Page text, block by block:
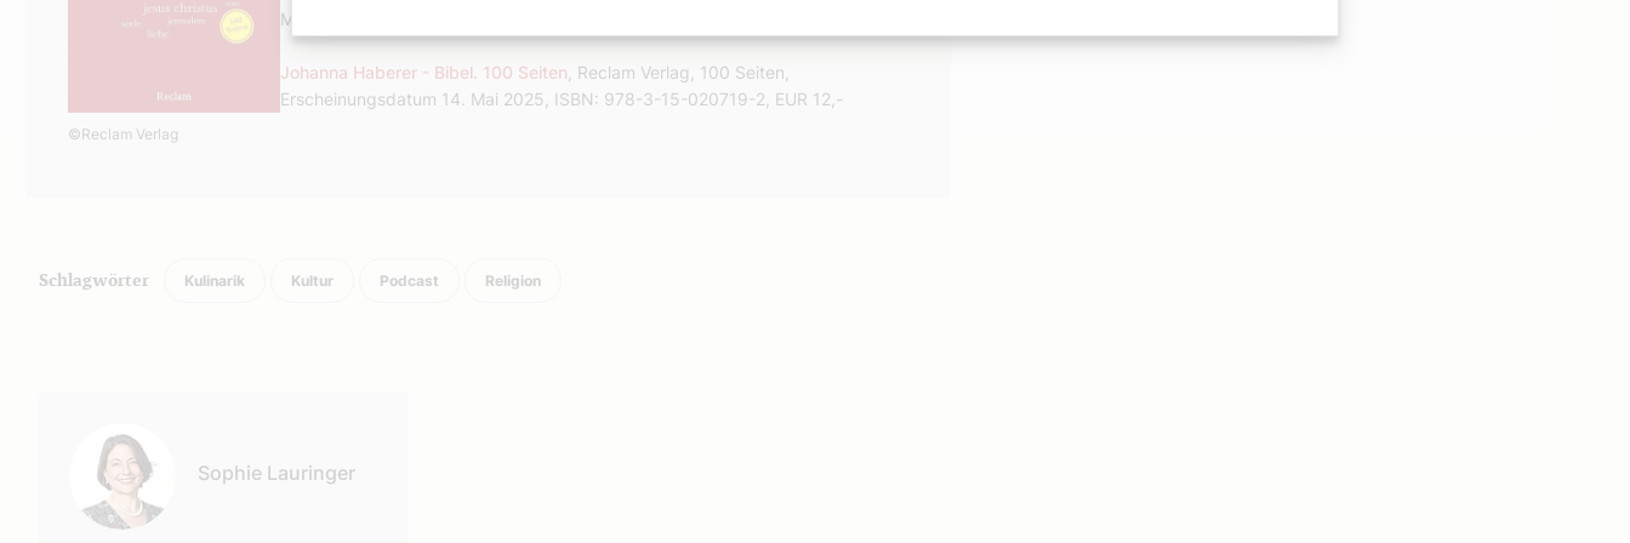
©Reclam Verlag
Motive der jüdisch-christlichen Religion in der westlichen Weltsicht reflektieren.
Johanna Haberer - Bibel. 100 Seiten , Reclam Verlag, 100 Seiten,
Erscheinungsdatum 14. Mai 2025, ISBN: 978-3-15-020719-2, EUR 12,-
Schlagwörter Kulinarik Kultur Podcast Religion
Sophie Lauringer